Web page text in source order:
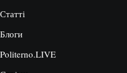
Статті
Блоги
Politerno.LIVE